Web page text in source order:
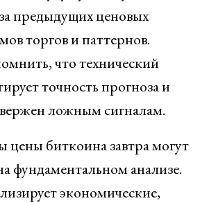
предыдущих ценовых
торгов и паттернов.
что технический
точность прогноза и
ложным сигналам.
цены биткоина завтра могут
фундаментальном анализе.
экономические,